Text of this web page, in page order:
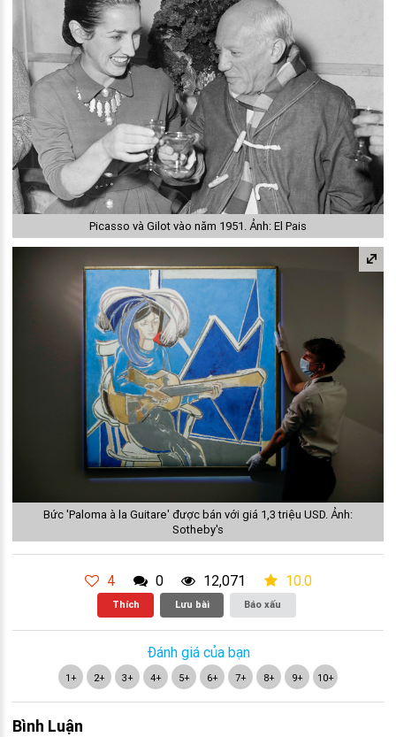
Picasso và Gilot vào năm 1951. Ảnh: El Pais
Bức 'Paloma à la Guitare' được bán với giá 1,3 triệu USD. Ảnh:
Sotheby's
4 0 12,071 10.0
Thích Lưu bài Báo xấu
Đánh giá của bạn
1+ 2+ 3+ 4+ 5+ 6+ 7+ 8+ 9+ 10+
Bình Luận